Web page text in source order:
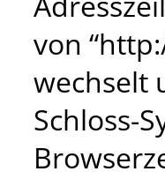
von
wechselt
Schloss-